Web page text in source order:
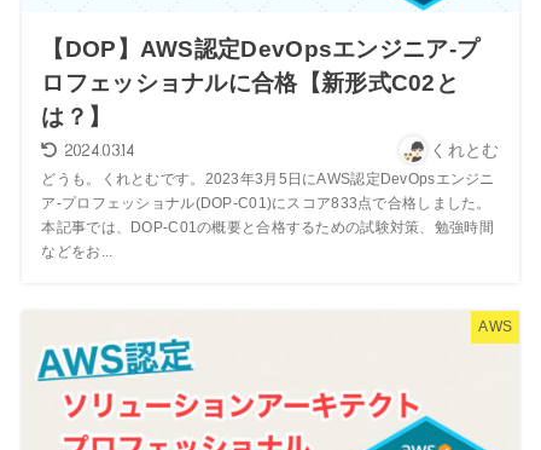
【DOP】AWS認定DevOpsエンジニア-プ
ロフェッショナルに合格【新形式C02と
は？】
2024.03.14 くれとむ
どうも。くれとむです。2023年3月5日にAWS認定DevOpsエンジニ
ア-プロフェッショナル(DOP-C01)にスコア833点で合格しました。
本記事では、DOP-C01の概要と合格するための試験対策、勉強時間
などをお...
AWS